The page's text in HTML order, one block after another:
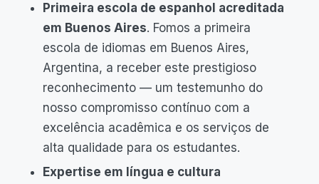
Primeira escola de espanhol acreditada
em Buenos Aires. Fomos a primeira
escola de idiomas em Buenos Aires,
Argentina, a receber este prestigioso
reconhecimento — um testemunho do
nosso compromisso contínuo com a
excelência acadêmica e os serviços de
alta qualidade para os estudantes.
Expertise em língua e cultura